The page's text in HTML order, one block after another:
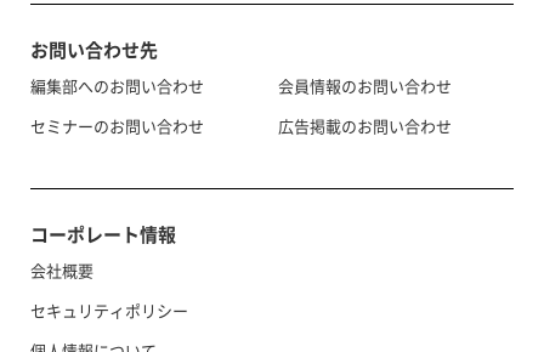
お問い合わせ先
編集部へのお問い合わせ
セミナーのお問い合わせ
会員情報のお問い合わせ
広告掲載のお問い合わせ
コーポレート情報
会社概要
セキュリティポリシー